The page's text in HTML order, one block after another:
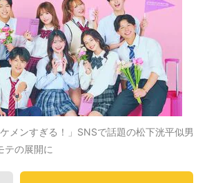
ケメンすぎる！」SNSで話題の松下洸平似男
テの展開に